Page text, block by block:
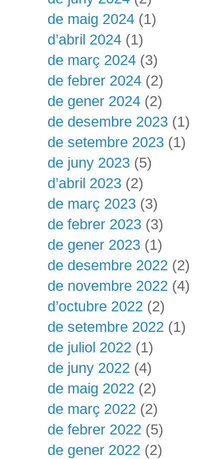
de maig 2024 (1)
d’abril 2024 (1)
de març 2024 (3)
de febrer 2024 (2)
de gener 2024 (2)
de desembre 2023 (1)
de setembre 2023 (1)
de juny 2023 (5)
d’abril 2023 (2)
de març 2023 (3)
de febrer 2023 (3)
de gener 2023 (1)
de desembre 2022 (2)
de novembre 2022 (4)
d’octubre 2022 (2)
de setembre 2022 (1)
de juliol 2022 (1)
de juny 2022 (4)
de maig 2022 (2)
de març 2022 (2)
de febrer 2022 (5)
de gener 2022 (2)